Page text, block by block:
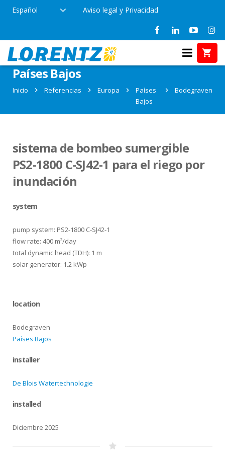
Español Aviso legal y Privacidad
Referencias en Bodegraven,
Países Bajos
Inicio Referencias Europa
Países
Bajos
Bodegraven
sistema de bombeo sumergible
PS2-1800 C-SJ42-1 para el riego por
inundación
system
pump system: PS2-1800 C-SJ42-1
flow rate: 400 m³/day
total dynamic head (TDH): 1 m
solar generator: 1.2 kWp
location
Bodegraven
Países Bajos
installer
De Blois Watertechnologie
installed
Diciembre 2025